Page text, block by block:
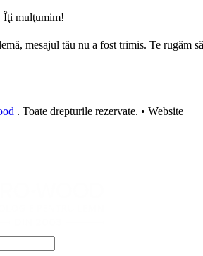
Îţi mulţumim!
mesajul tău nu a fost trimis. Te rugăm
. Toate drepturile rezervate. • Website